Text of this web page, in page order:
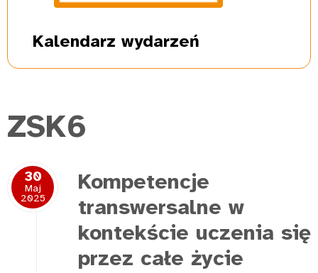
Kalendarz wydarzeń
ZSK6
30
Maj
2025
Kompetencje
transwersalne w
kontekście uczenia się
przez całe życie